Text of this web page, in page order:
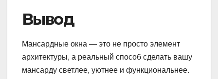
Вывод
Мансардные окна — это не просто элемент
архитектуры, а реальный способ сделать вашу
мансарду светлее, уютнее и функциональнее.